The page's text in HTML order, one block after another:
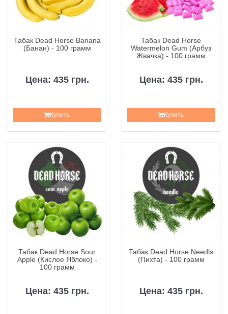
Табак Dead Horse Banana
(Банан) - 100 грамм
Цена: 435 грн.
Купить
Табак Dead Horse
Watermelon Gum (Арбуз
Жвачка) - 100 грамм
Цена: 435 грн.
Купить
Табак Dead Horse Sour
Apple (Кислое Яблоко) -
100 грамм
Цена: 435 грн.
Табак Dead Horse Needls
(Пихта) - 100 грамм
Цена: 435 грн.